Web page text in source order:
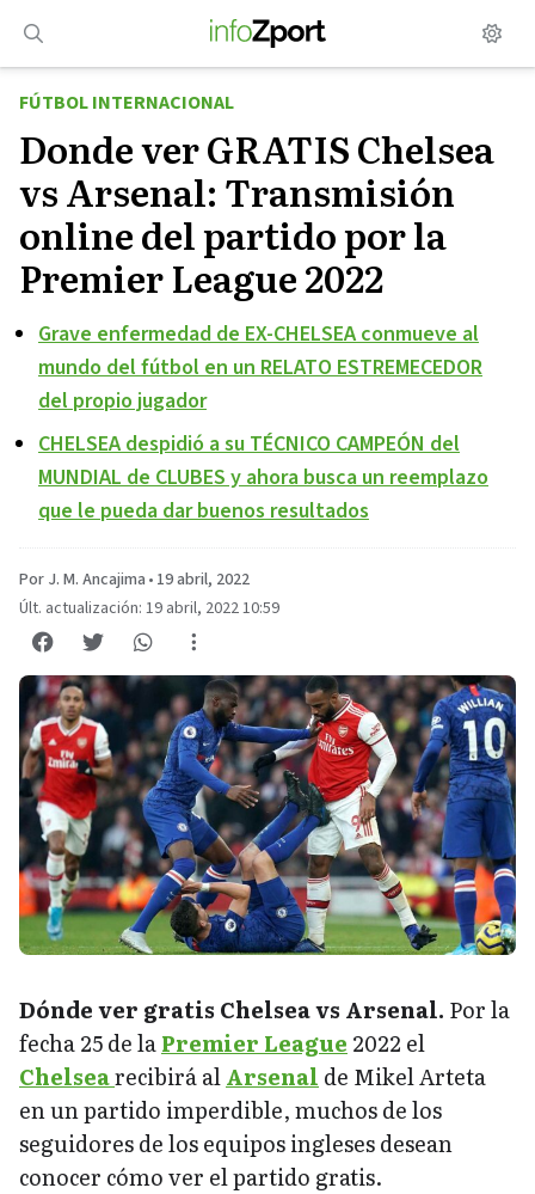
contenido
FÚTBOL INTERNACIONAL
Donde ver GRATIS Chelsea
vs Arsenal: Transmisión
online del partido por la
Premier League 2022
Grave enfermedad de EX-CHELSEA conmueve al
mundo del fútbol en un RELATO ESTREMECEDOR
del propio jugador
CHELSEA despidió a su TÉCNICO CAMPEÓN del
MUNDIAL de CLUBES y ahora busca un reemplazo
que le pueda dar buenos resultados
Por J. M. Ancajima • 19 abril, 2022
Últ. actualización: 19 abril, 2022 10:59
Dónde ver gratis Chelsea vs Arsenal. Por la
fecha 25 de laPremier League 2022 el
Chelsearecibirá alArsenal de Mikel Arteta
en un partido imperdible, muchos de los
seguidores de los equipos ingleses desean
conocer cómo ver el partido gratis.